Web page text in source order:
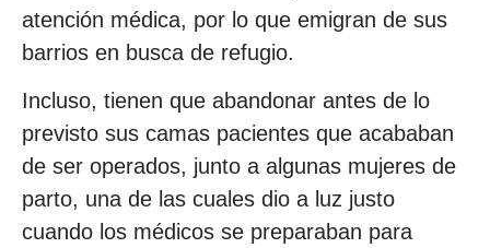
atención médica, por lo que emigran de sus
barrios en busca de refugio.
Incluso, tienen que abandonar antes de lo
previsto sus camas pacientes que acababan
de ser operados, junto a algunas mujeres de
parto, una de las cuales dio a luz justo
cuando los médicos se preparaban para